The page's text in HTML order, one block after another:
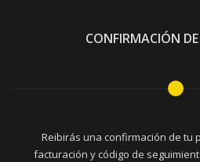
CONFIRMACIÓN
Reibirás una confirmación de tu
facturación y código de